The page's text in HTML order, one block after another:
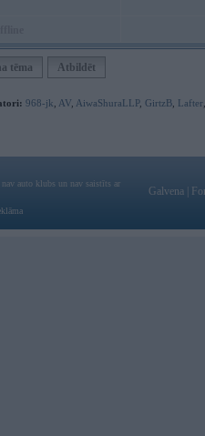
tēma Atbildēt
968-jk AV AiwaShuraLLP, GirtzB Lafter
auto klubs un nav saistīts ar
Galvena